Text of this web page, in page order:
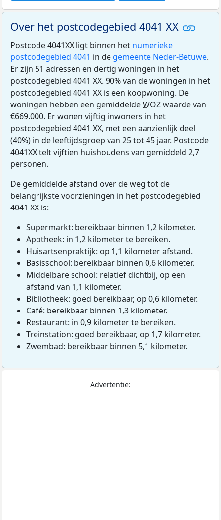
Over het postcodegebied 4041 XX
Postcode 4041XX ligt binnen het numerieke
postcodegebied 4041 in de gemeente Neder-Betuwe.
Er zijn 51 adressen en dertig woningen in het
postcodegebied 4041 XX. 90% van de woningen in het
postcodegebied 4041 XX is een koopwoning. De
woningen hebben een gemiddeldeWOZwaarde van
€669.000. Er wonen vijftig inwoners in het
postcodegebied 4041 XX, met een aanzienlijk deel
(40%) in de leeftijdsgroep van 25 tot 45 jaar. Postcode
4041XX telt vijftien huishoudens van gemiddeld 2,7
personen.
De gemiddelde afstand over de weg tot de
belangrijkste voorzieningen in het postcodegebied
4041 XX is:
Supermarkt: bereikbaar binnen 1,2 kilometer.
Apotheek: in 1,2 kilometer te bereiken.
Huisartsenpraktijk: op 1,1 kilometer afstand.
Basisschool: bereikbaar binnen 0,6 kilometer.
Middelbare school: relatief dichtbij, op een
afstand van 1,1 kilometer.
Bibliotheek: goed bereikbaar, op 0,6 kilometer.
Café: bereikbaar binnen 1,3 kilometer.
Restaurant: in 0,9 kilometer te bereiken.
Treinstation: goed bereikbaar, op 1,7 kilometer.
Zwembad: bereikbaar binnen 5,1 kilometer.
Advertentie: